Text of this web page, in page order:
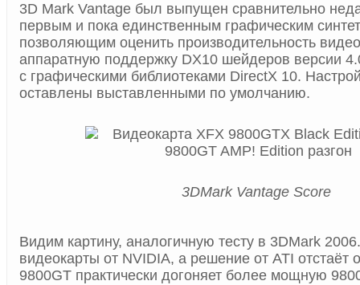
3D Mark Vantage был выпущен сравнительно
первым и пока единственным графическим
позволяющим оценить производительность
аппаратную поддержку DX10 шейдеров версии
с графическими библиотеками DirectX 10.
оставлены выставленными по умолчанию.
3DMark Vantage Score
Видим картину, аналогичную тесту в 3DMark
видеокарты от NVIDIA, а решение от ATI отстаёт
9800GT практически догоняет более мощную